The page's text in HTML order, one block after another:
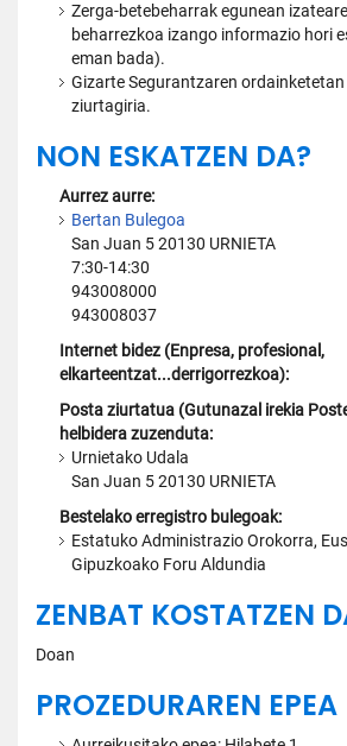
Zerga-betebeharrak egunean
beharrezkoa izango informazio hori
eman bada).
Gizarte Segurantzaren
ziurtagiria.
NON ESKATZEN DA?
Aurrez aurre:
Bertan Bulegoa
San Juan 5 20130 URNIETA
7:30-14:30
943008000
943008037
Internet bidez (Enpresa, profesional,
elkarteentzat...derrigorrezkoa):
Posta ziurtatua (Gutunazal irekia
helbidera zuzenduta:
Urnietako Udala
San Juan 5 20130 URNIETA
Bestelako erregistro bulegoak:
Estatuko Administrazio Orokorra,
Gipuzkoako Foru Aldundia
ZENBAT KOSTATZEN
Doan
PROZEDURAREN EPEA